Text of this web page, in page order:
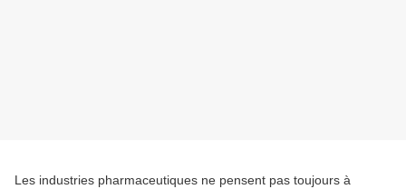
Les industries pharmaceutiques ne pensent pas toujours à